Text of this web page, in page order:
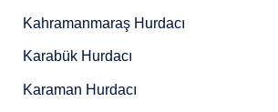
Kahramanmaraş Hurdacı
Karabük Hurdacı
Karaman Hurdacı